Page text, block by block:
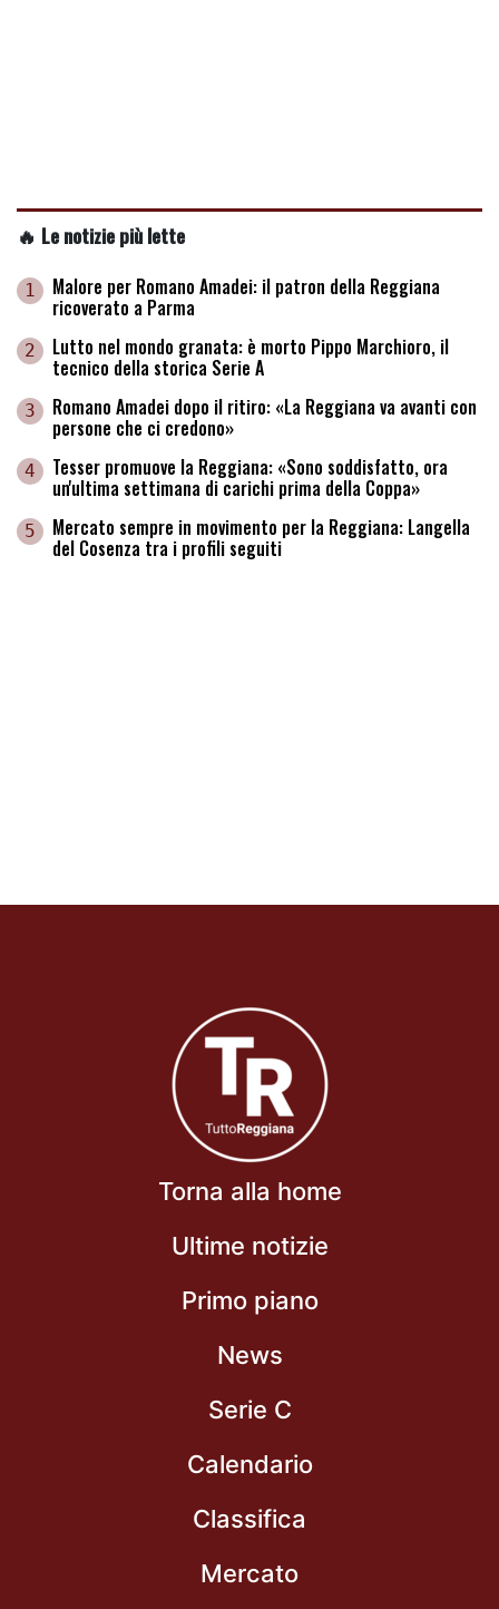
🔥 Le notizie più lette
1 Malore per Romano Amadei: il patron della Reggiana
ricoverato a Parma
2 Lutto nel mondo granata: è morto Pippo Marchioro, il
tecnico della storica Serie A
3 Romano Amadei dopo il ritiro: «La Reggiana va avanti con
persone che ci credono»
4 Tesser promuove la Reggiana: «Sono soddisfatto, ora
un'ultima settimana di carichi prima della Coppa»
5 Mercato sempre in movimento per la Reggiana: Langella
del Cosenza tra i profili seguiti
Torna alla home
Ultime notizie
Primo piano
News
Serie C
Calendario
Classifica
Mercato